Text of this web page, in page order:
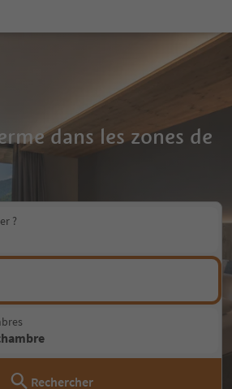
dans les zones de
?
Rechercher